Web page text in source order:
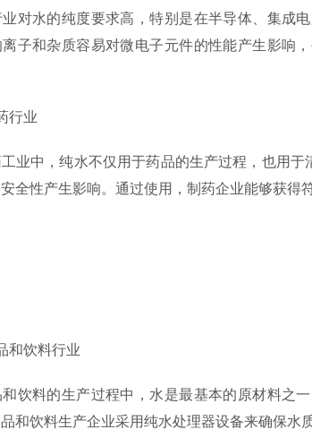
水的纯度要求高，特别是在半导体、集成电
子和杂质容易对微电子元件的性能产生影响
业
中，纯水不仅用于药品的生产过程，也用于
全性产生影响。通过使用，制药企业能够获得
饮料行业
料的生产过程中，水是最基本的原材料之一
和饮料生产企业采用纯水处理器设备来确保水